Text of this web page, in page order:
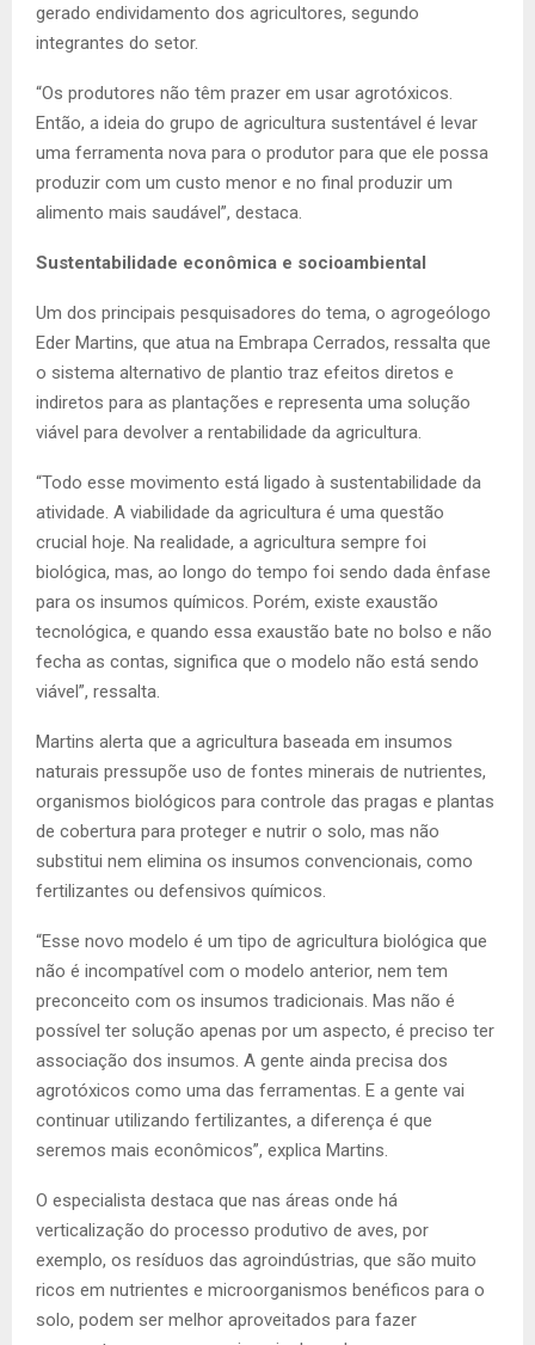
gerado endividamento dos agricultores, segundo
integrantes do setor.
“Os produtores não têm prazer em usar agrotóxicos.
Então, a ideia do grupo de agricultura sustentável é levar
uma ferramenta nova para o produtor para que ele possa
produzir com um custo menor e no final produzir um
alimento mais saudável”, destaca.
Sustentabilidade econômica e socioambiental
Um dos principais pesquisadores do tema, o agrogeólogo
Eder Martins, que atua na Embrapa Cerrados, ressalta que
o sistema alternativo de plantio traz efeitos diretos e
indiretos para as plantações e representa uma solução
viável para devolver a rentabilidade da agricultura.
“Todo esse movimento está ligado à sustentabilidade da
atividade. A viabilidade da agricultura é uma questão
crucial hoje. Na realidade, a agricultura sempre foi
biológica, mas, ao longo do tempo foi sendo dada ênfase
para os insumos químicos. Porém, existe exaustão
tecnológica, e quando essa exaustão bate no bolso e não
fecha as contas, significa que o modelo não está sendo
viável”, ressalta.
Martins alerta que a agricultura baseada em insumos
naturais pressupõe uso de fontes minerais de nutrientes,
organismos biológicos para controle das pragas e plantas
de cobertura para proteger e nutrir o solo, mas não
substitui nem elimina os insumos convencionais, como
fertilizantes ou defensivos químicos.
“Esse novo modelo é um tipo de agricultura biológica que
não é incompatível com o modelo anterior, nem tem
preconceito com os insumos tradicionais. Mas não é
possível ter solução apenas por um aspecto, é preciso ter
associação dos insumos. A gente ainda precisa dos
agrotóxicos como uma das ferramentas. E a gente vai
continuar utilizando fertilizantes, a diferença é que
seremos mais econômicos”, explica Martins.
O especialista destaca que nas áreas onde há
verticalização do processo produtivo de aves, por
exemplo, os resíduos das agroindústrias, que são muito
ricos em nutrientes e microorganismos benéficos para o
solo, podem ser melhor aproveitados para fazer